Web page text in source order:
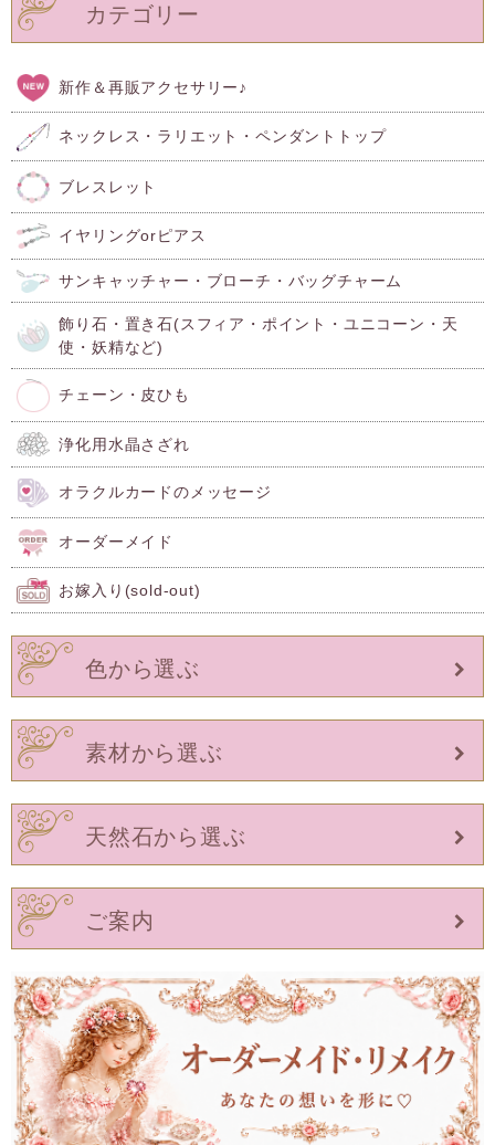
カテゴリー
新作＆再販アクセサリー♪
ネックレス・ラリエット・ペンダントトップ
ブレスレット
イヤリングorピアス
サンキャッチャー・ブローチ・バッグチャーム
飾り石・置き石(スフィア・ポイント・ユニコーン・天
使・妖精など)
チェーン・皮ひも
浄化用水晶さざれ
オラクルカードのメッセージ
オーダーメイド
お嫁入り(sold-out)
色から選ぶ
素材から選ぶ
天然石から選ぶ
ご案内